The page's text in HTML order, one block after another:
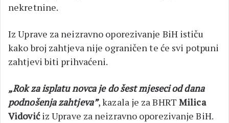
nekretnine.
Iz Uprave za neizravno oporezivanje BiH ističu
kako broj zahtjeva nije ograničen te će svi potpuni
zahtjevi biti prihvaćeni.
„Rok za isplatu novca je do šest mjeseci od dana
podnošenja zahtjeva”, kazala je za BHRT Milica
Vidovićiz Uprave za neizravno oporezivanje BiH.